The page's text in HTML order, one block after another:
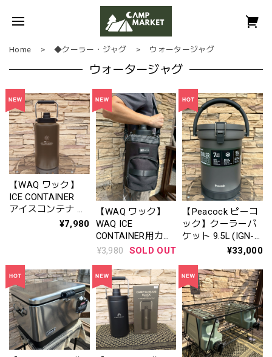
Home ◆クーラー・ジャグ ウォータージャグ
ウォータージャグ
【WAQ ワック】
ICE CONTAINER
アイスコンテナ 保
冷用アイスジャグ
¥7,980
【WAQ ワック】
WAQ ICE
CONTAINER用カバ
ー アイスコンテナ
グカバー（※コン
テナ別売）
¥3,980 SOLD OUT
【Peacock ピーコ
ック】クーラーバ
ケット 9.5L (IGN-
100) ※ダークグ
¥33,000